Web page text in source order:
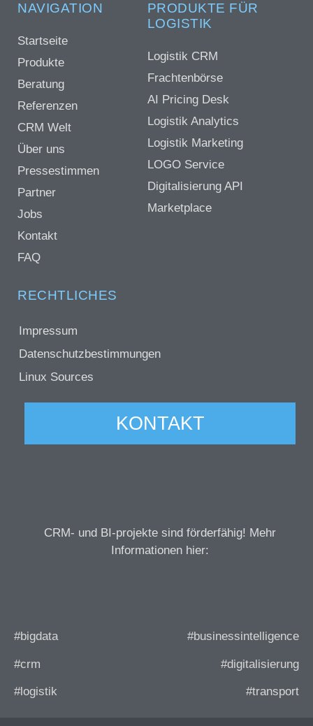
NAVIGATION
Startseite
Produkte
Beratung
Referenzen
CRM Welt
Über uns
Pressestimmen
Partner
Jobs
Kontakt
FAQ
PRODUKTE FÜR
LOGISTIK
Logistik CRM
Frachtenbörse
AI Pricing Desk
Logistik Analytics
Logistik Marketing
LOGO Service
Digitalisierung API
Marketplace
RECHTLICHES
Impressum
Datenschutzbestimmungen
Linux Sources
KONTAKT
CRM- und BI-projekte sind förderfähig! Mehr
Informationen hier:
#bigdata #businessintelligence
#crm #digitalisierung
#logistik #transport